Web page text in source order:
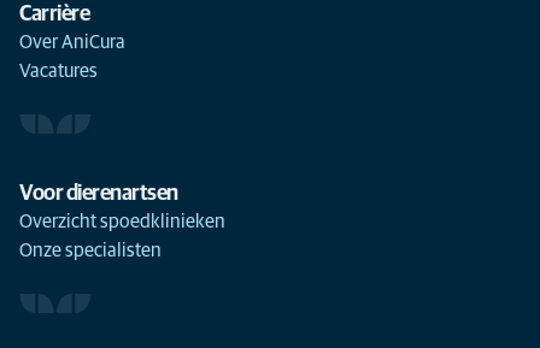
Carrière
Over AniCura
Vacatures
Voor dierenartsen
Overzicht spoedklinieken
Onze specialisten